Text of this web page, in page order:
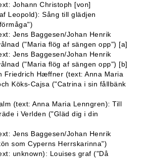
Johann Christoph [von]
Leopold): Sång till glädjen
Jens Baggesen/Johan Henrik
("Maria flög af sängen opp") [a]
Jens Baggesen/Johan Henrik
("Maria flög af sängen opp") [b]
Friedrich Hæffner (text: Anna Maria
Köks-Cajsa ("Catrina i sin fållbänk
(text: Anna Maria Lenngren): Till
i Verlden ("Gläd dig i din
Jens Baggesen/Johan Henrik
som Cyperns Herrskarinna")
unknown): Louises graf ("Då